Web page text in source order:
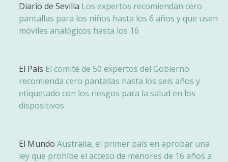
Diario de Sevilla Los expertos recomiendan cero
pantallas para los niños hasta los 6 años y que usen
móviles analógicos hasta los 16
El País El comité de 50 expertos del Gobierno
recomienda cero pantallas hasta los seis años y
etiquetado con los riesgos para la salud en los
dispositivos
El Mundo Australia, el primer país en aprobar una
ley que prohíbe el acceso de menores de 16 años a